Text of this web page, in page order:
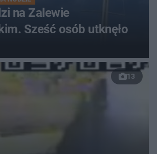
na Zalewie
Sześć osób utknęło
13